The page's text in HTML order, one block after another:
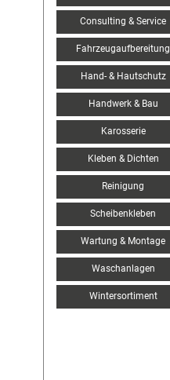
Consulting & Service
Fahrzeugaufbereitung
Hand- & Hautschutz
Handwerk & Bau
Karosserie
Kleben & Dichten
Reinigung
Scheibenkleben
Wartung & Montage
Waschanlagen
Wintersortiment